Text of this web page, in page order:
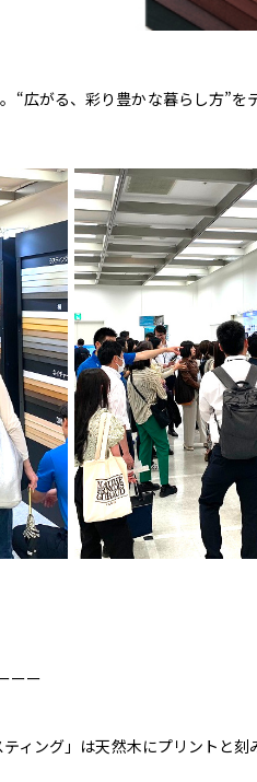
“広がる、彩り豊かな暮らし方”を
ーー
ィング」は天然木にプリントと